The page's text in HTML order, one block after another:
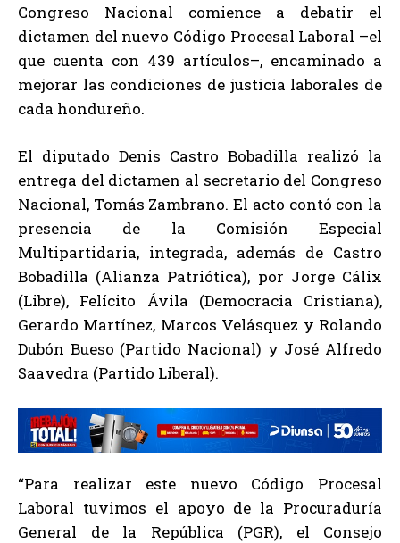
Congreso Nacional comience a debatir el
dictamen del nuevo Código Procesal Laboral –el
que cuenta con 439 artículos–, encaminado a
mejorar las condiciones de justicia laborales de
cada hondureño.
El diputado Denis Castro Bobadilla realizó la
entrega del dictamen al secretario del Congreso
Nacional, Tomás Zambrano. El acto contó con la
presencia de la Comisión Especial
Multipartidaria, integrada, además de Castro
Bobadilla (Alianza Patriótica), por Jorge Cálix
(Libre), Felícito Ávila (Democracia Cristiana),
Gerardo Martínez, Marcos Velásquez y Rolando
Dubón Bueso (Partido Nacional) y José Alfredo
Saavedra (Partido Liberal).
“Para realizar este nuevo Código Procesal
Laboral tuvimos el apoyo de la Procuraduría
General de la República (PGR), el Consejo